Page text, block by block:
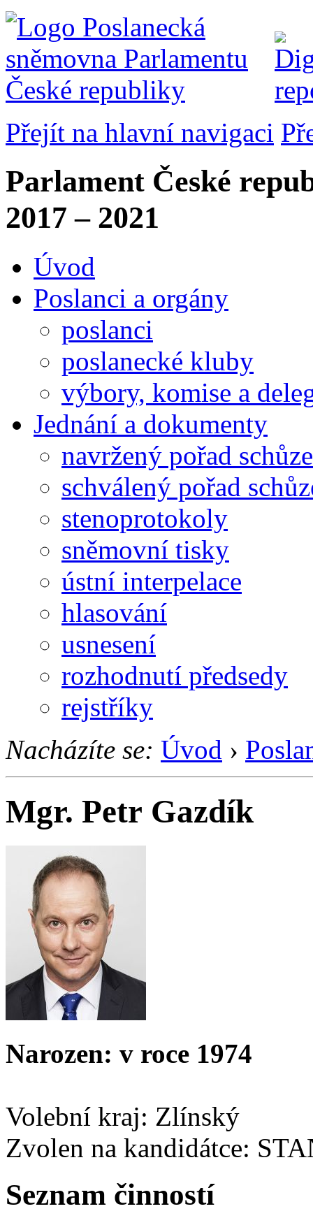
Přejít na hlavní navigaci
Parlament České
2017 – 2021
Úvod
Poslanci a orgány
poslanci
poslanecké kluby
výbory, komise a
Jednání a dokumenty
navržený pořad schůze
schválený pořad
stenoprotokoly
sněmovní tisky
ústní interpelace
hlasování
usnesení
rozhodnutí předsedy
rejstříky
Nacházíte se: Úvod ›
Mgr. Petr Gazdík
Narozen: v roce 1974
Volební kraj: Zlínský
Zvolen na kandidátce:
Seznam činností